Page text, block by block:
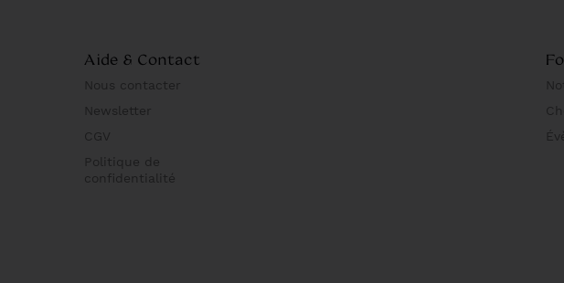
Aide & Contact
Nous contacter
Newsletter
CGV
Politique de
confidentialité